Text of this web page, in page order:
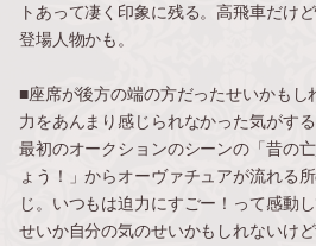
トあって凄く印象に残る。高飛車だけ
登場人物かも。
■座席が後方の端の方だったせいかもし
力をあんまり感じられなかった気がする
最初のオークションのシーンの「昔の
ょう！」からオーヴァチュアが流れる
じ。いつもは迫力にすごー！って感動
せいか自分の気のせいかもしれないけ